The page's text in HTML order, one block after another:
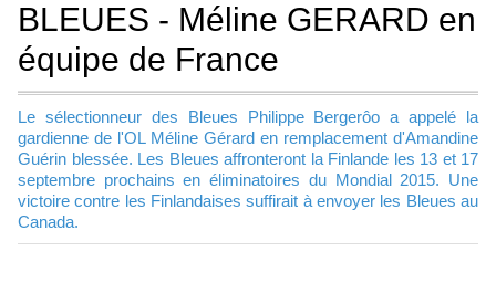
BLEUES - Méline GERARD en
équipe de France
Le sélectionneur des Bleues Philippe Bergerôo a appelé la
gardienne de l'OL Méline Gérard en remplacement d'Amandine
Guérin blessée. Les Bleues affronteront la Finlande les 13 et 17
septembre prochains en éliminatoires du Mondial 2015. Une
victoire contre les Finlandaises suffirait à envoyer les Bleues au
Canada.